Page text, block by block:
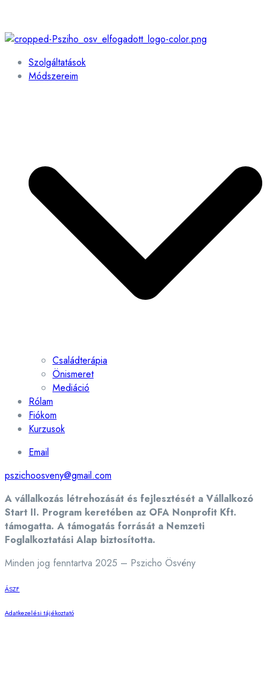
Szolgáltatások
Módszereim
Családterápia
Önismeret
Mediáció
Rólam
Fiókom
Kurzusok
Email
pszichoosveny@gmail.com
A vállalkozás létrehozását és fejlesztését a Vállalkozó
Start II. Program keretében az OFA Nonprofit Kft.
támogatta. A támogatás forrását a Nemzeti
Foglalkoztatási Alap biztosította.
Minden jog fenntartva 2025 – Pszicho Ösvény
ÁSZF
Adatkezelési tájékoztató